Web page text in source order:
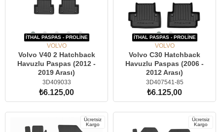
İTHAL PASPAS - PROLİNE
VOLVO
Volvo V40 2 Hatchback
Havuzlu Paspas (2012 -
2019 Arası)
3D409033
₺6.125,00
İTHAL PASPAS - PROLİNE
VOLVO
Volvo C30 Hatchback
Havuzlu Paspas (2006 -
2012 Arası)
3D407541-85
₺6.125,00
Ücretsiz
Kargo
Ücretsiz
Kargo